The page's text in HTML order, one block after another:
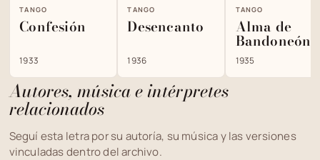
TANGO
Confesión
1933
TANGO
Desencanto
1936
TANGO
Alma de
Bandoneón
1935
Autores, música e intérpretes
relacionados
Seguí esta letra por su autoría, su música y las versiones
vinculadas dentro del archivo.